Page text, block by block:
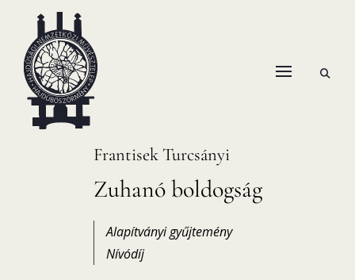
content
HANEMA – Hajdúsági Nemzetközi Művésztelep
open
Frantisek Turcsányi
Zuhanó boldogság
Alapítványi gyűjtemény
Nívódíj